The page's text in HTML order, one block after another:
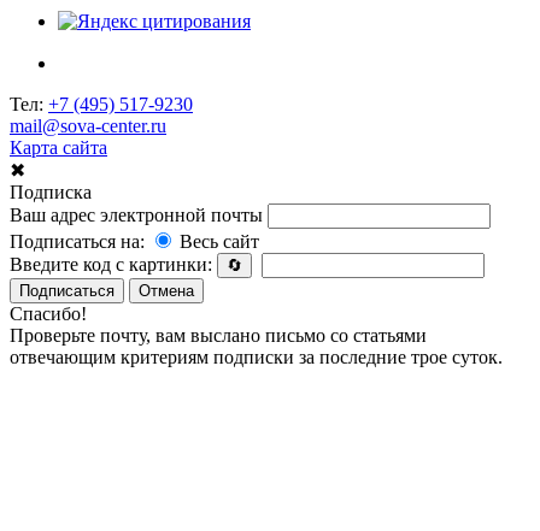
Тел: +7 (495) 517-9230
mail@sova-center.ru
Карта сайта
✖
Подписка
Ваш адрес электронной почты
Подписаться на:
Весь сайт
Введите код с картинки:
🔄
Подписаться
Отмена
Спасибо!
Проверьте почту, вам выслано письмо со статьями
отвечающим критериям подписки за последние трое суток.